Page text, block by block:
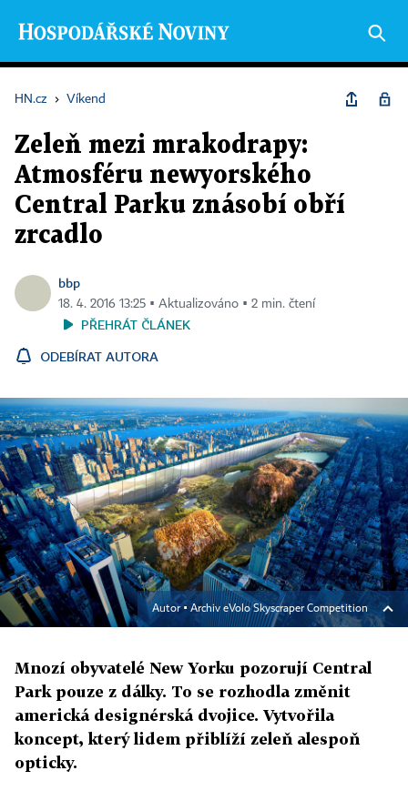
HN.cz › Víkend
Zeleň mezi mrakodrapy:
Atmosféru newyorského
Central Parku znásobí obří
zrcadlo
bbp
18. 4. 2016 13:25 ▪ Aktualizováno ▪ 2 min. čtení
PŘEHRÁT ČLÁNEK
ODEBÍRAT AUTORA
Autor ▪Archiv eVolo Skyscraper Competition
Mnozí obyvatelé New Yorku pozorují Central
Park pouze z dálky. To se rozhodla změnit
americká designérská dvojice. Vytvořila
koncept, který lidem přiblíží zeleň alespoň
opticky.